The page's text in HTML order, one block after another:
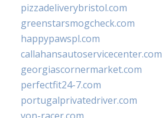
pizzadeliverybristol.com
greenstarsmogcheck.com
happypawspl.com
callahansautoservicecenter.com
georgiascornermarket.com
perfectfit24-7.com
portugalprivatedriver.com